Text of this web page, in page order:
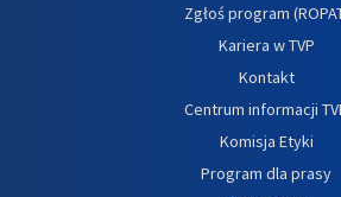
Zgłoś program
Kariera w TVP
Kontakt
Centrum informacji
Komisja Etyki
Program dla prasy